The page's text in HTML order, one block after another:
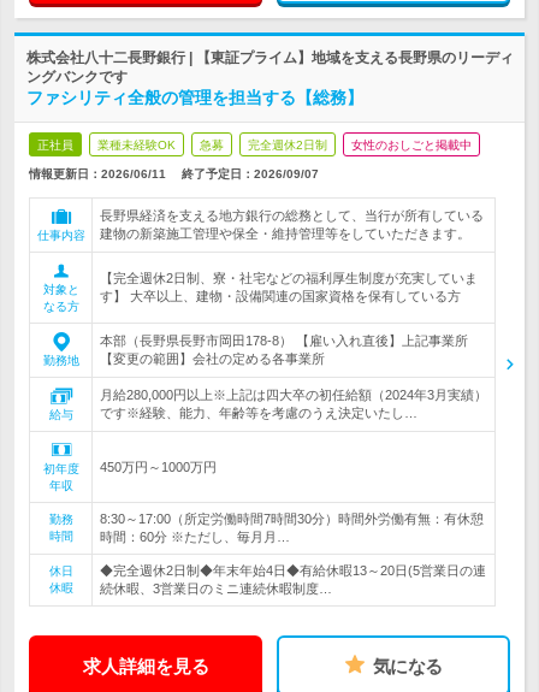
株式会社八十二長野銀行 | 【東証プライム】地域を支える長野県のリーディ
ングバンクです
ファシリティ全般の管理を担当する【総務】
正社員 業種未経験OK 急募 完全週休2日制 女性のおしごと掲載中
情報更新日：2026/06/11 終了予定日： 2026/09/07
仕事内容
長野県経済を支える地方銀行の総務として、当行が所有している
建物の新築施工管理や保全・維持管理等をしていただきます。
対象と
なる方
【完全週休2日制、寮・社宅などの福利厚生制度が充実していま
す】 大卒以上、建物・設備関連の国家資格を保有している方
勤務地
本部（長野県長野市岡田178-8） 【雇い入れ直後】上記事業所
【変更の範囲】会社の定める各事業所
給与
月給280,000円以上※上記は四大卒の初任給額（2024年3月実績）
です※経験、能力、年齢等を考慮のうえ決定いたし…
初年度
年収
450万円～1000万円
勤務
時間
8:30～17:00（所定労働時間7時間30分）時間外労働有無：有休憩
時間：60分 ※ただし、毎月月…
休日
休暇
◆完全週休2日制◆年末年始4日◆有給休暇13～20日(5営業日の連
続休暇、3営業日のミニ連続休暇制度…
求人詳細を見る 気になる